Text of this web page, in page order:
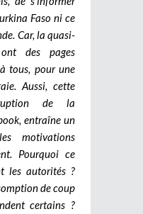
Faso ni ce
Car, la quasi-
des pages
tous, pour une
Aussi, cette
de la
entraîne un
motivations
Pourquoi ce
les autorités ?
de coup
certains ?